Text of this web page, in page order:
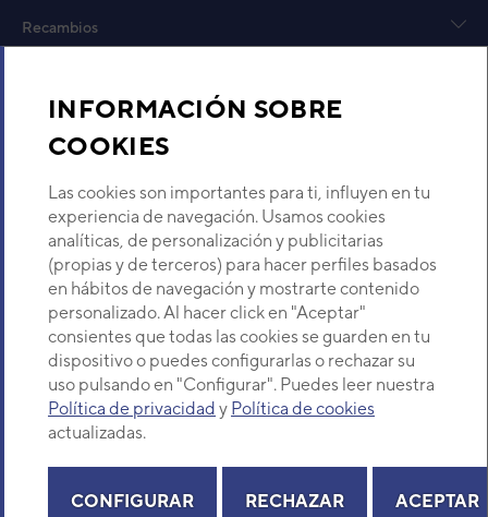
INFORMACIÓN SOBRE
COOKIES
Las cookies son importantes para ti, influyen en tu
experiencia de navegación. Usamos cookies
analíticas, de personalización y publicitarias
(propias y de terceros) para hacer perfiles basados
en hábitos de navegación y mostrarte contenido
personalizado. Al hacer click en "Aceptar"
consientes que todas las cookies se guarden en tu
dispositivo o puedes configurarlas o rechazar su
uso pulsando en "Configurar". Puedes leer nuestra
Política de privacidad y Política de cookies
actualizadas.
CONFIGURAR RECHAZAR ACEPTAR
Recambios
Descubre Eurofred
Dónde Estamos
¿Buscas un servicio técnico?
Selecciona provincia